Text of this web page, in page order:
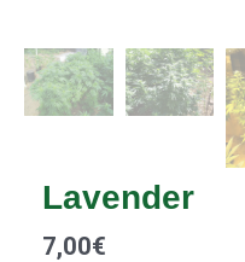
Lavender
7,00€